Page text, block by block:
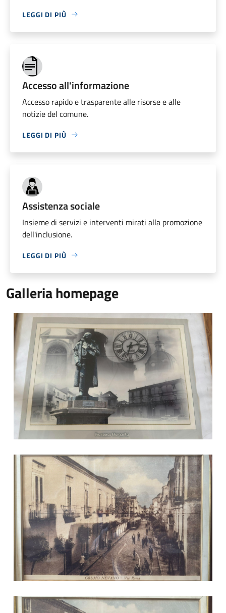
LEGGI DI PIÙ
Accesso all'informazione
Accesso rapido e trasparente alle risorse e alle
notizie del comune.
LEGGI DI PIÙ
Assistenza sociale
Insieme di servizi e interventi mirati alla promozione
dell'inclusione.
LEGGI DI PIÙ
Galleria homepage
Francesco Margarita
Via Roma
Piazza Cirillo